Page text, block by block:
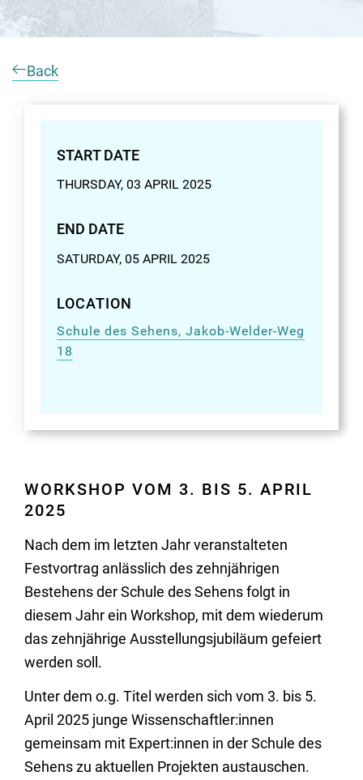
Back
START DATE
THURSDAY, 03 APRIL 2025
END DATE
SATURDAY, 05 APRIL 2025
LOCATION
Schule des Sehens, Jakob-Welder-Weg
18
WORKSHOP VOM 3. BIS 5. APRIL
2025
Nach dem im letzten Jahr veranstalteten
Festvortrag anlässlich des zehnjährigen
Bestehens der Schule des Sehens folgt in
diesem Jahr ein Workshop, mit dem wiederum
das zehnjährige Ausstellungsjubiläum gefeiert
werden soll.
Unter dem o.g. Titel werden sich vom 3. bis 5.
April 2025 junge Wissenschaftler:innen
gemeinsam mit Expert:innen in der Schule des
Sehens zu aktuellen Projekten austauschen.